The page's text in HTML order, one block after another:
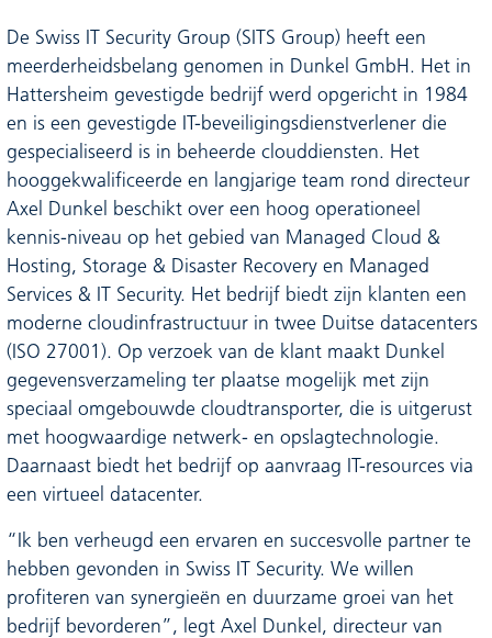
De Swiss IT Security Group (SITS Group) heeft een
meerderheidsbelang genomen in Dunkel GmbH. Het in
Hattersheim gevestigde bedrijf werd opgericht in 1984
en is een gevestigde IT-beveiligingsdienstverlener die
gespecialiseerd is in beheerde clouddiensten. Het
hooggekwalificeerde en langjarige team rond directeur
Axel Dunkel beschikt over een hoog operationeel
kennis-niveau op het gebied van Managed Cloud &
Hosting, Storage & Disaster Recovery en Managed
Services & IT Security. Het bedrijf biedt zijn klanten een
moderne cloudinfrastructuur in twee Duitse datacenters
(ISO 27001). Op verzoek van de klant maakt Dunkel
gegevensverzameling ter plaatse mogelijk met zijn
speciaal omgebouwde cloudtransporter, die is uitgerust
met hoogwaardige netwerk- en opslagtechnologie.
Daarnaast biedt het bedrijf op aanvraag IT-resources via
een virtueel datacenter.
“Ik ben verheugd een ervaren en succesvolle partner te
hebben gevonden in Swiss IT Security. We willen
profiteren van synergieën en duurzame groei van het
bedrijf bevorderen”, legt Axel Dunkel, directeur van